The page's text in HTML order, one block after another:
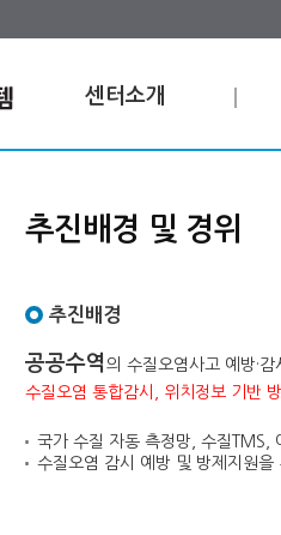
센터소개
추진배경 및 경위
추진배경
공공수역 의 수질오염사고 예방·
수질오염 통합감시, 위치정보 기반
국가 수질 자동 측정망, 수질TMS,
수질오염 감시 예방 및 방제지원을